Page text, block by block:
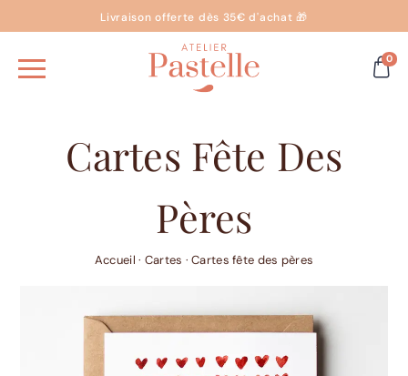
Livraison offerte dès 35€ d'achat 🎁
0
Cartes Fête Des
Pères
Accueil · Cartes · Cartes fête des pères